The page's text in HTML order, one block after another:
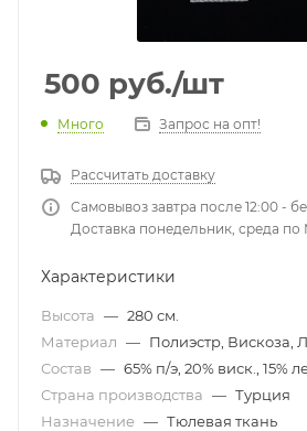
500 руб./шт
Много Запрос на опт!
Рассчитать доставку
Самовывоз завтра после 12:00 -
Доставка понедельник, среда
Характеристики
Высота — 280 см.
Материал — Полиэстр, Вискоза,
Состав — 65% п/э, 20% виск., 15%
Страна производства — Турция
Назначение — Тюлевая ткань